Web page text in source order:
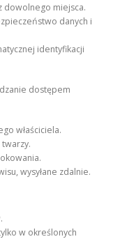
dowolnego miejsca.
danych i
identyfikacji
dostępem
właściciela.
wysyłane zdalnie.
w określonych